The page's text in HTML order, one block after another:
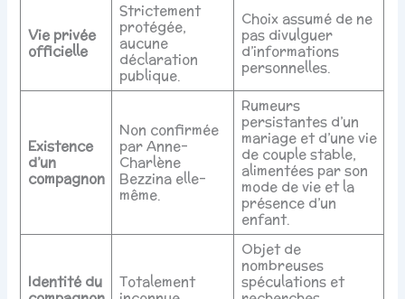
Vie privée
officielle
Strictement
protégée,
aucune
déclaration
publique.
Choix assumé de ne
pas divulguer
d’informations
personnelles.
Existence
d’un
compagnon
Non confirmée
par Anne-
Charlène
Bezzina elle-
même.
Rumeurs
persistantes d’un
mariage et d’une vie
de couple stable,
alimentées par son
mode de vie et la
présence d’un
enfant.
Identité du
Totalement
Objet de
nombreuses
spéculations et